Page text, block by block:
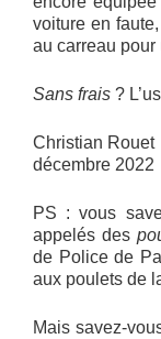
voiture en
au carreau pour
Sans frais ?
Christian Rouet
décembre 2022
PS : vous
appelés des
de Police de
aux poulets de
Mais savez-